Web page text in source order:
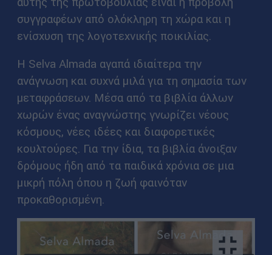
συγγραφέων από ολόκληρη τη χώρα και η
ενίσχυση της λογοτεχνικής ποικιλίας.
Η Selva Almada αγαπά ιδιαίτερα την
ανάγνωση και συχνά μιλά για τη σημασία των
μεταφράσεων. Μέσα από τα βιβλία άλλων
χωρών ένας αναγνώστης γνωρίζει νέους
κόσμους, νέες ιδέες και διαφορετικές
κουλτούρες. Για την ίδια, τα βιβλία άνοιξαν
δρόμους ήδη από τα παιδικά χρόνια σε μια
μικρή πόλη όπου η ζωή φαινόταν
προκαθορισμένη.